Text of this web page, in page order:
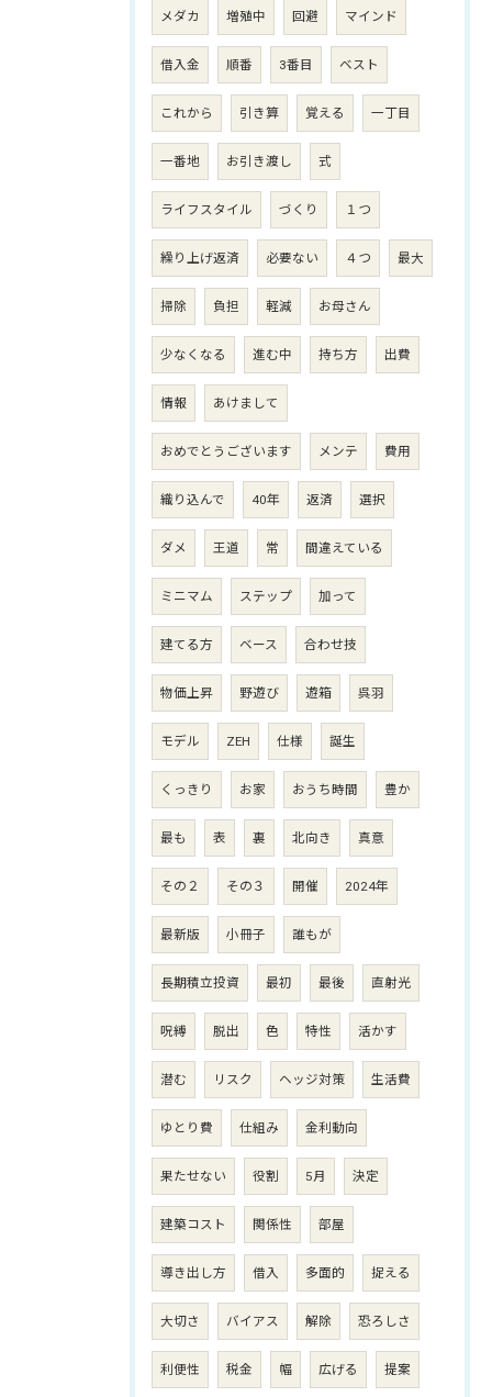
メダカ 増殖中 回避 マインド
借入金 順番 3番目 ベスト
これから 引き算 覚える 一丁目
一番地 お引き渡し 式
ライフスタイル づくり １つ
繰り上げ返済 必要ない ４つ 最大
掃除 負担 軽減 お母さん
少なくなる 進む中 持ち方 出費
情報 あけまして
おめでとうございます メンテ 費用
織り込んで 40年 返済 選択
ダメ 王道 常 間違えている
ミニマム ステップ 加って
建てる方 ベース 合わせ技
物価上昇 野遊び 遊箱 呉羽
モデル ZEH 仕様 誕生
くっきり お家 おうち時間 豊か
最も 表 裏 北向き 真意
その２ その３ 開催 2024年
最新版 小冊子 誰もが
長期積立投資 最初 最後 直射光
呪縛 脱出 色 特性 活かす
潜む リスク ヘッジ対策 生活費
ゆとり費 仕組み 金利動向
果たせない 役割 5月 決定
建築コスト 関係性 部屋
導き出し方 借入 多面的 捉える
大切さ バイアス 解除 恐ろしさ
利便性 税金 幅 広げる 提案